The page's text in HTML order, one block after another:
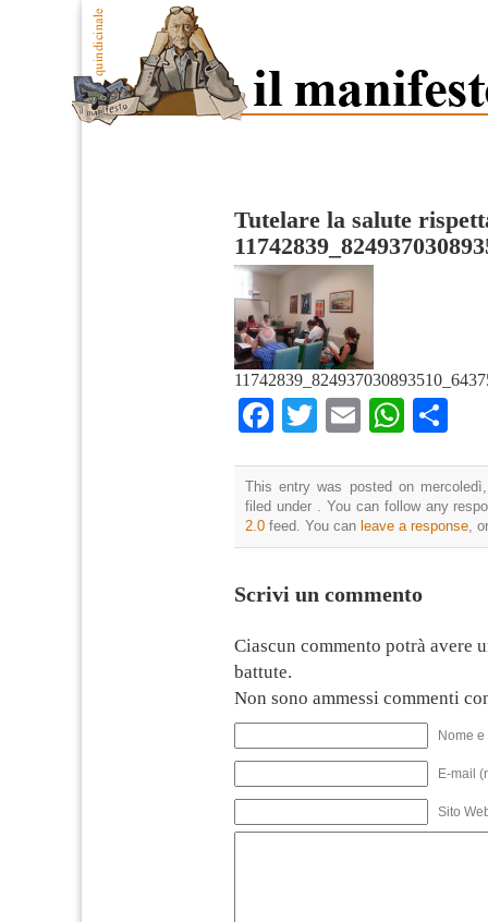
Tutelare la salute
Facebook
TwitterEmail
This entry was posted on
filed under . You can follow any
2.0 feed. You can leave a response,
Scrivi un commento
Ciascun commento potrà avere
battute.
Non sono ammessi commenti
Nome
E-mail
Sito